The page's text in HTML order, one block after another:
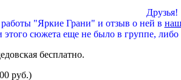
Друзья!
"Яркие Грани" и отзыв о ней в
этого сюжета еще не было в группе,
бесплатно.
руб.)